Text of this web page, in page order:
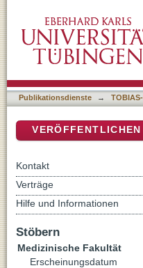
strain
Publikationsdienste →
VERÖFFENTLICHEN
Kontakt
Verträge
Hilfe und Informationen
Stöbern
Medizinische Fakultät
Erscheinungsdatum